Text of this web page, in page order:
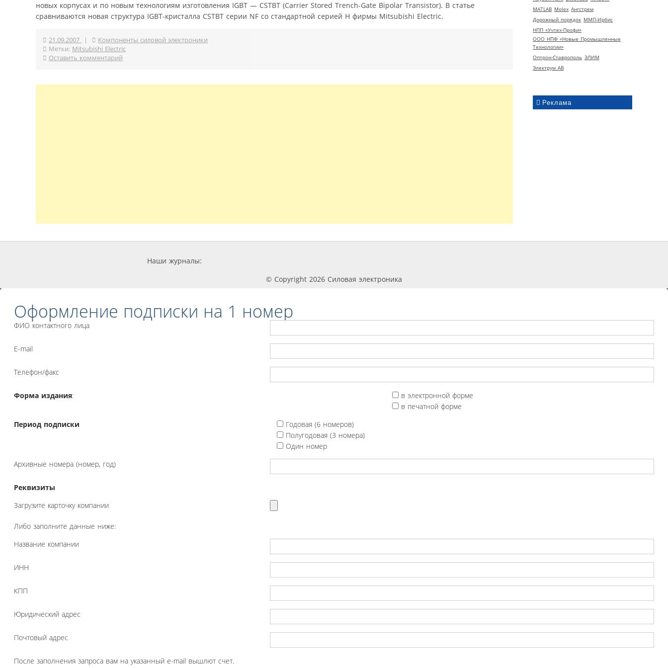
MATLAB Molex Ангстрем
Дорожный порядок ММП-Ирбис
НПП «Учтех-Профи»
ООО НПФ «Новые Промышленные
Технологии»
Оптрон-Ставрополь ЭЛИМ
Электрум АВ
Реклама
новых корпусах и по новым технологиям изготовления IGBT — CSTBT (Carrier Stored Trench-Gate Bipolar Transistor). В статье
сравниваются новая структура IGBT-кристалла CSTBT серии NF со стандартной серией Н фирмы Mitsubishi Electric.
21.09.2007 |
Компоненты силовой электроники
Метки: Mitsubishi Electric
Оставить комментарий
Наши журналы:
© Copyright 2026 Силовая электроника
Оформление подписки на 1 номер
ФИО контактного лица
E-mail
Телефон/факс
Форма издания:
в электронной форме
в печатной форме
Период подписки
Годовая (6 номеров)
Полугодовая (3 номера)
Один номер
Архивные номера (номер, год)
Реквизиты
Загрузите карточку компании
Либо заполните данные ниже:
Название компании
ИНН
КПП
Юридический адрес
Почтовый адрес
После заполнения запроса вам на указанный e-mail вышлют счет.